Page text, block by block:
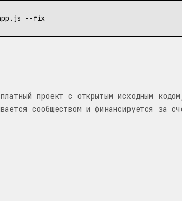
--fix
проект с открытым исходным
сообществом и финансируется за